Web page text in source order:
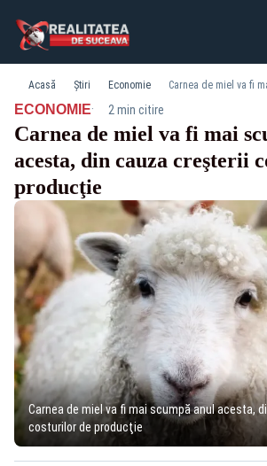
Acasă Știri Economie
ECONOMIE· 2 min citire
Carnea de miel va fi mai
acesta, din cauza creşterii
producţie
Carnea de miel va fi mai scumpă anul acesta,
costurilor de producţie